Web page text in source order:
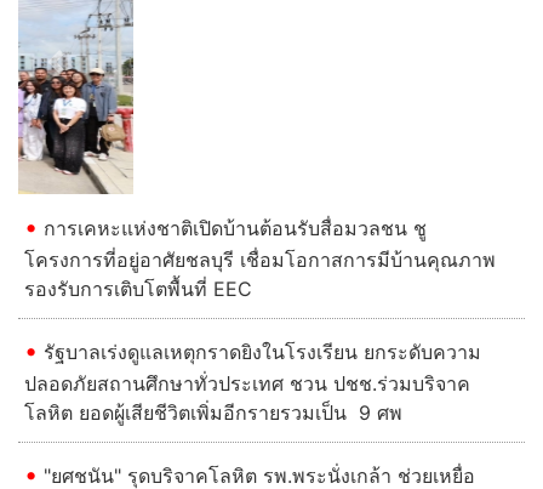
Previous
การเคหะแห่งชาติเปิดบ้านต้อนรับสื่อมวลชน ชู
โครงการที่อยู่อาศัยชลบุรี เชื่อมโอกาสการมีบ้านคุณภาพ
รองรับการเติบโตพื้นที่ EEC
รัฐบาลเร่งดูแลเหตุกราดยิงในโรงเรียน ยกระดับความ
ปลอดภัยสถานศึกษาทั่วประเทศ ชวน ปชช.ร่วมบริจาค
โลหิต ยอดผู้เสียชีวิตเพิ่มอีกรายรวมเป็น 9 ศพ
"ยศชนัน" รุดบริจาคโลหิต รพ.พระนั่งเกล้า ช่วยเหยื่อ